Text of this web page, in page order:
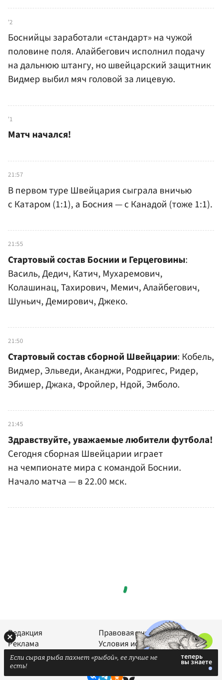
'2
Боснийцы заработали «стандарт» на чужой
половине поля. Алайбегович исполнил подачу
на дальнюю штангу, но швейцарский защитник
Видмер выбил мяч головой за лицевую.
'1
Матч начался!
21:57
В первом туре Швейцария сыграла вничью
с Катаром (1:1), а Босния — с Канадой (тоже 1:1).
21:55
Стартовый состав Боснии и Герцеговины:
Василь, Дедич, Катич, Мухаремович,
Колашинац, Тахирович, Мемич, Алайбегович,
Шуньич, Демирович, Джеко.
21:50
Стартовый состав сборной Швейцарии: Кобель,
Видмер, Эльведи, Аканджи, Родригес, Ридер,
Эбишер, Джака, Фройлер, Ндой, Эмболо.
21:45
Здравствуйте, уважаемые любители футбола!
Сегодня сборная Швейцарии играет
на чемпионате мира с командой Боснии.
Начало матча — в 22.00 мск.
Редакция
Реклама
Карта сайта
Правовая информация
Условия использования
Политика конфиденциальности
Если сырая рыба пахнет «рыбой», ее лучше не
есть!